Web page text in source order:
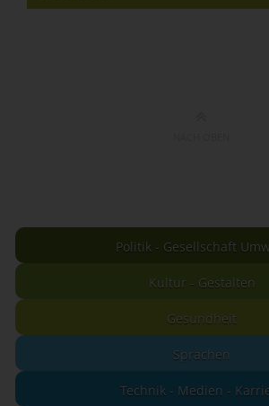
Politik - Gesellschaft
Kultur - Gestalten
Gesundheit
Sprachen
Technik - Medien -